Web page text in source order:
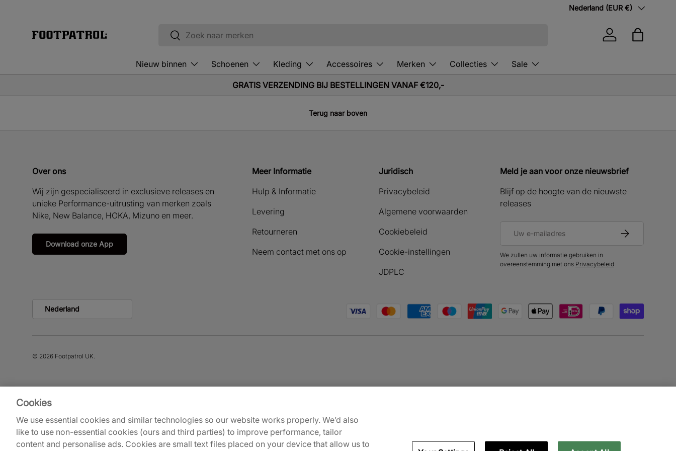
Land/Regio
Nederland (EUR €)
Zoeken
Zoeken
InloggenTas
Nieuw binnen Schoenen Kleding Accessoires Merken Collecties Sale
GRATIS VERZENDING BIJ BESTELLINGEN VANAF €120,-
Terug naar boven
Over ons
Wij zijn gespecialiseerd in exclusieve releases en
unieke Performance-uitrusting van merken zoals
Nike, New Balance, HOKA, Mizuno en meer.
Download onze App
Meer Informatie
Hulp & Informatie
Levering
Retourneren
Neem contact met ons op
Juridisch
Privacybeleid
Algemene voorwaarden
Cookiebeleid
Cookie-instellingen
JDPLC
Meld je aan voor onze nieuwsbrief
Blijf op de hoogte van de nieuwste
releases
Abonneer
We zullen uw informatie gebruiken in
overeenstemming met ons Privacybeleid
Geaccepteerde betaalmethoden
© 2026 Footpatrol UK.
Cookies
We use essential cookies and similar technologies so our website works properly. We’d also
like to use non-essential cookies (ours and third parties) to improve performance, tailor
content and personalise ads. Cookies are small text files placed on your device that allow us to